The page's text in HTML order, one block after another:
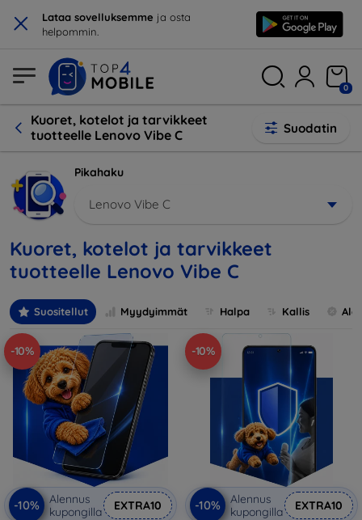
× Lataa sovelluksemme ja osta
helpommin.
0
Kuoret, kotelot ja tarvikkeet
tuotteelle Lenovo Vibe C
Suodatin
Pikahaku
Lenovo Vibe C
Kuoret, kotelot ja tarvikkeet
tuotteelle Lenovo Vibe C
Suositellut Myydyimmät Halpa Kallis
-10%
-10%
Alennus
kupongilla
EXTRA10
-10%
-10%
Alennus
kupongilla
EXTRA10